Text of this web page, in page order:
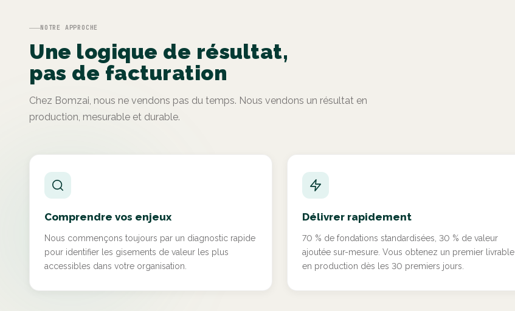
NOTRE APPROCHE
Une logique de résultat,
pas de facturation
Chez Bomzai, nous ne vendons pas du temps. Nous vendons un résultat en
production, mesurable et durable.
Comprendre vos enjeux
Nous commençons toujours par un diagnostic rapide
pour identifier les gisements de valeur les plus
accessibles dans votre organisation.
Délivrer rapidement
70 % de fondations standardisées, 30 % de valeur
ajoutée sur-mesure. Vous obtenez un premier livrable
en production dès les 30 premiers jours.